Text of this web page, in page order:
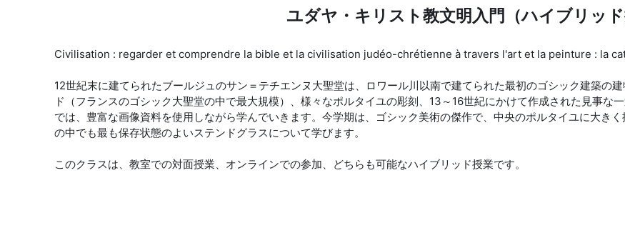
ユダヤ・キリスト教文明入門（ハイブリッド
Civilisation : regarder et comprendre la bible et la civilisation judéo-chrétienne à travers l'art et la peinture : la
12世紀末に建てられたブールジュのサン＝テチエンヌ大聖堂は、ロワール川以南で建てられた最初のゴシック建築の
ド（フランスのゴシック大聖堂の中で最大規模）、様々なポルタイユの彫刻、13～16世紀にかけて作成された見事な
では、豊富な画像資料を使用しながら学んでいきます。今学期は、ゴシック美術の傑作で、中央のポルタイユに大き
の中でも最も保存状態のよいステンドグラスについて学びます。
このクラスは、教室での対面授業、オンラインでの参加、どちらも可能なハイブリッド授業です。